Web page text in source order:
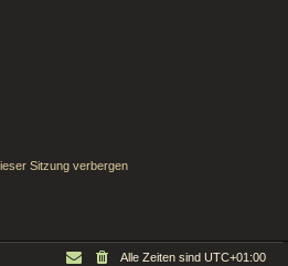
Sitzung verbergen
Alle Zeiten sind UTC+01:00